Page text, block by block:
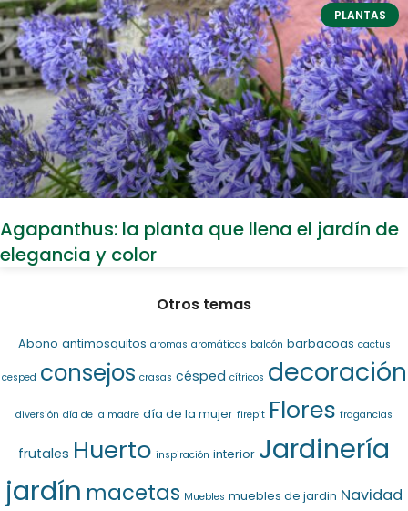
PLANTAS
Agapanthus: la planta que llena el jardín de
elegancia y color
Otros temas
Abono antimosquitos aromas aromáticas balcón barbacoas cactus
cesped consejos crasas césped cítricos decoración
diversión día de la madre día de la mujer firepit Flores fragancias
frutales Huerto inspiración interior Jardinería
jardín macetas Muebles muebles de jardin Navidad